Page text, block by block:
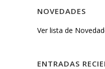
NOVEDADES
Ver lista de
ENTRADAS